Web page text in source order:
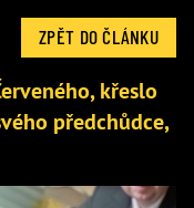
ZPĚT DO ČLÁNKU
křeslo
předchůdce,